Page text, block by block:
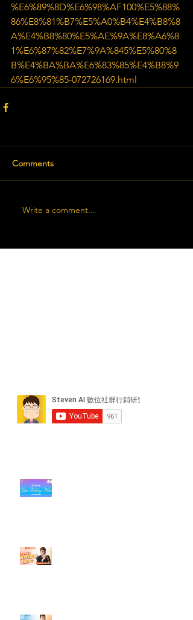
%E6%89%8D%E6%98%AF100%E5%88%
86%E8%81%B7%E5%A0%B4%E4%B8%8
A%E4%B8%80%E5%AE%9A%E8%A6%8
1%E6%87%82%E7%9A%845%E5%80%8
B%E4%BA%BA%E6%83%85%E4%B8%9
6%E6%95%85-072726169.html
Comments
Write a comment...